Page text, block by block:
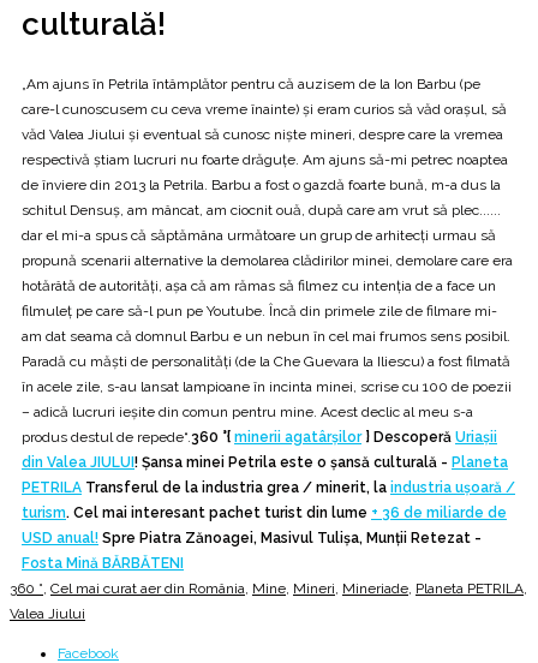
culturală!
„Am ajuns în Petrila întâmplător pentru că auzisem de la Ion Barbu (pe
care-l cunoscusem cu ceva vreme înainte) și eram curios să văd orașul, să
văd Valea Jiului și eventual să cunosc niște mineri, despre care la vremea
respectivă știam lucruri nu foarte drăguțe. Am ajuns să-mi petrec noaptea
de înviere din 2013 la Petrila. Barbu a fost o gazdă foarte bună, m-a dus la
schitul Den­suș, am mâncat, am ciocnit ouă, după care am vrut să plec......
dar el mi-a spus că săptămâna următoare un grup de arhitecți urmau să
propună scenarii alternative la demolarea clădirilor minei, demolare care era
hotărâtă de autorități, așa că am rămas să filmez cu intenția de a face un
filmuleț pe care să-l pun pe Youtube. Încă din primele zile de filmare mi-
am dat seama că domnul Barbu e un nebun în cel mai frumos sens posibil.
Paradă cu măști de personalități (de la Che Guevara la Iliescu) a fost filmată
în acele zile, s-au lansat lampioane în incinta minei, scrise cu 100 de poezii
– adică lucruri ieșite din comun pen­tru mine. Acest declic al meu s-a
produs destul de repede“.360 °{ minerii agatârşilor} Descoperă Uriașii
din Valea JIULUI! Șansa minei Petrila este o șansă culturală - Planeta
PETRILA Transferul de la industria grea / minerit, la industria uşoară /
turism. Cel mai interesant pachet turist din lume + 36 de miliarde de
USD anual! Spre Piatra Zănoagei, Masivul Tulişa, Munţii Retezat -
Fosta Mină BĂRBĂTENI
360 °, Cel mai curat aer din România, Mine, Mineri, Mineriade, Planeta PETRILA,
Valea Jiului
Facebook